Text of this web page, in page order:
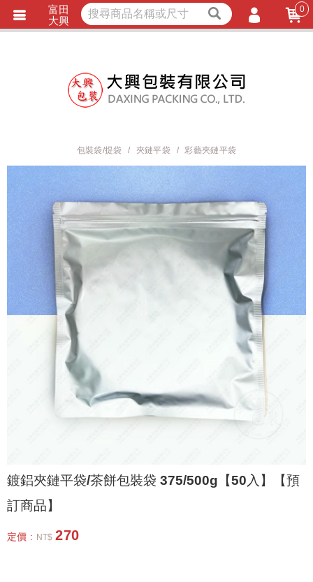
立即詢價 LINE詢問
包裝袋/提袋 夾鏈平袋 彩藝夾鏈平袋
鍍鋁夾鏈平袋/茶餅包裝袋 375/500g【50入】【預
訂商品】
定價 : NT$ 270
富田
大興
0
會員註冊
忘記密碼
匯款通知
獨家商品 耐熱內襯